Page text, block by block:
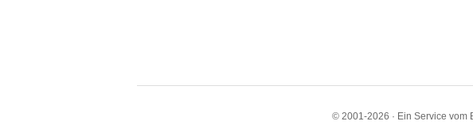
© 2001-2026 · Ein Service vom